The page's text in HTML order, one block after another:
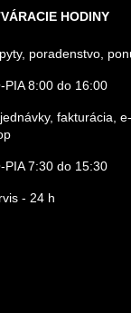
HODINY
poradenstvo,
PIA 8:00 do 16:00
fakturácia, e-
PIA 7:30 do 15:30
- 24 h